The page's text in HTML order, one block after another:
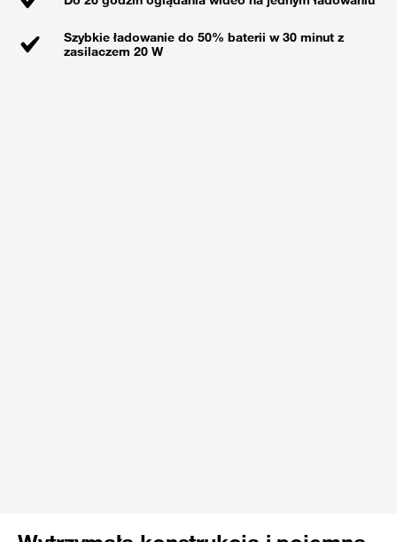
Szybkie ładowanie do 50% baterii w 30 minut z
zasilaczem 20 W